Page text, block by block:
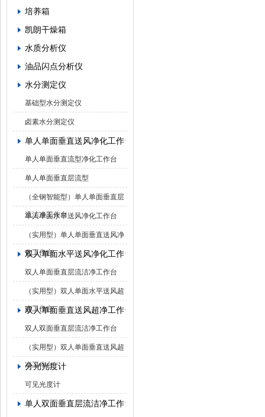
培养箱
凯朗干燥箱
水质分析仪
油品闪点分析仪
水分测定仪
基础型水分测定仪
卤素水分测定仪
单人单面垂直送风净化工作台
单人单面垂直流型净化工作台
单人单面垂直层流型
（全钢智能型）单人单面垂直层
流洁净工作台
单人单面水平送风净化工作台
（实用型）单人单面垂直送风净
化工作台
双人单面水平送风净化工作台
双人单面垂直层流洁净工作台
（实用型）双人单面水平送风超
净工作台
双人单面垂直送风超净工作台
双人双面垂直层流洁净工作台
（实用型）双人单面垂直送风超
净工作台
分光光度计
可见光度计
单人双面垂直层流洁净工作台